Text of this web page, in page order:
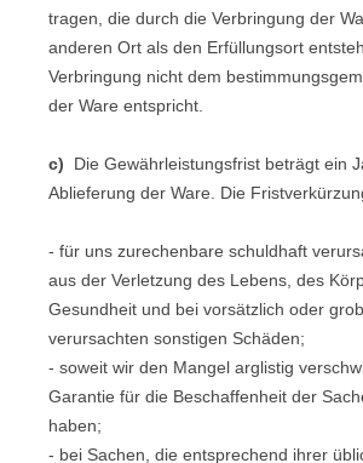
tragen, die durch die Verbringung der
anderen Ort als den Erfüllungsort
Verbringung nicht dem
der Ware entspricht.
c) Die Gewährleistungsfrist beträgt ein
Ablieferung der Ware. Die
- für uns zurechenbare schuldhaft
aus der Verletzung des Lebens, des
Gesundheit und bei vorsätzlich oder
verursachten sonstigen Schäden;
- soweit wir den Mangel arglistig
Garantie für die Beschaffenheit der
haben;
- bei Sachen, die entsprechend ihrer